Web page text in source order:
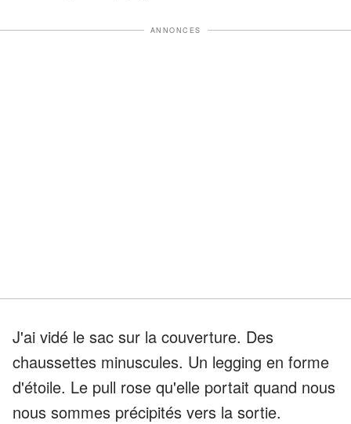
ANNONCES
J'ai vidé le sac sur la couverture. Des
chaussettes minuscules. Un legging en forme
d'étoile. Le pull rose qu'elle portait quand nous
nous sommes précipités vers la sortie.